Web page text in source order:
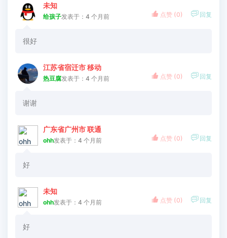
未知
给孩子发表于：4 个月前
很好
 点赞 (0)  回复
江苏省宿迁市 移动
热豆腐发表于：4 个月前
谢谢
 点赞 (0)  回复
广东省广州市 联通
ohh发表于：4 个月前
好
 点赞 (0)  回复
未知
ohh发表于：4 个月前
好
 点赞 (0)  回复